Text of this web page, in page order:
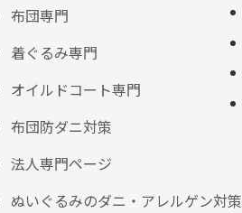
布団専門
着ぐるみ専門
オイルドコート専門
布団防ダニ対策
法人専門ページ
ぬいぐるみのダニ・アレルゲン対策